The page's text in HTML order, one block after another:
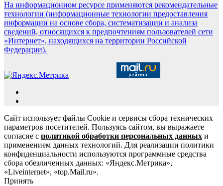
На информационном ресурсе применяются рекомендательные
технологии (информационные технологии предоставления
информации на основе сбора, систематизации и анализа
сведений, относящихся к предпочтениям пользователей сети
«Интернет», находящихся на территории Российской
Федерации).
Сайт использует файлы Cookie и сервисы сбора технических
параметров посетителей. Пользуясь сайтом, вы выражаете
согласие с политикой обработки персональных данных и
применением данных технологий. Для реализации политики
конфиденциальности используются программные средства
сбора обезличенных данных: «Яндекс.Метрика»,
«Liveinternet», «top.Mail.ru».
Принять